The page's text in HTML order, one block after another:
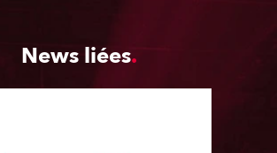
News liées